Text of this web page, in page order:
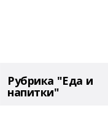
Рубрика "Еда и
напитки"